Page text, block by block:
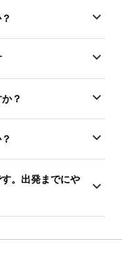
？
。出発までにや